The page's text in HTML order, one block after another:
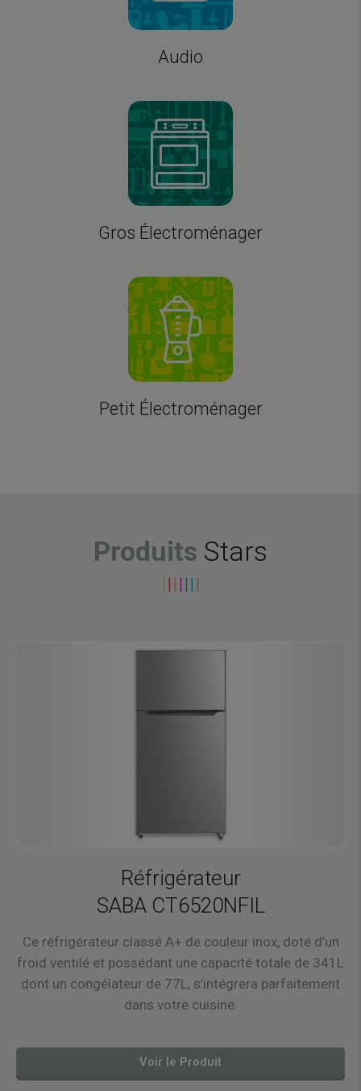
Audio
Gros Électroménager
Petit Électroménager
Produits Stars
IIIIII I
Réfrigérateur
SABA CT6520NFIL
Ce réfrigérateur classé A+ de couleur inox, doté d’un
froid ventilé et possédant une capacité totale de 341L
dont un congélateur de 77L, s’intégrera parfaitement
dans votre cuisine.
Voir le Produit